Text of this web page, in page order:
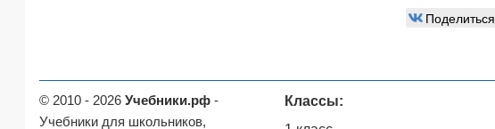
Поделиться
© 2010 - 2026 Учебники.рф -
Учебники для школьников,
Классы: